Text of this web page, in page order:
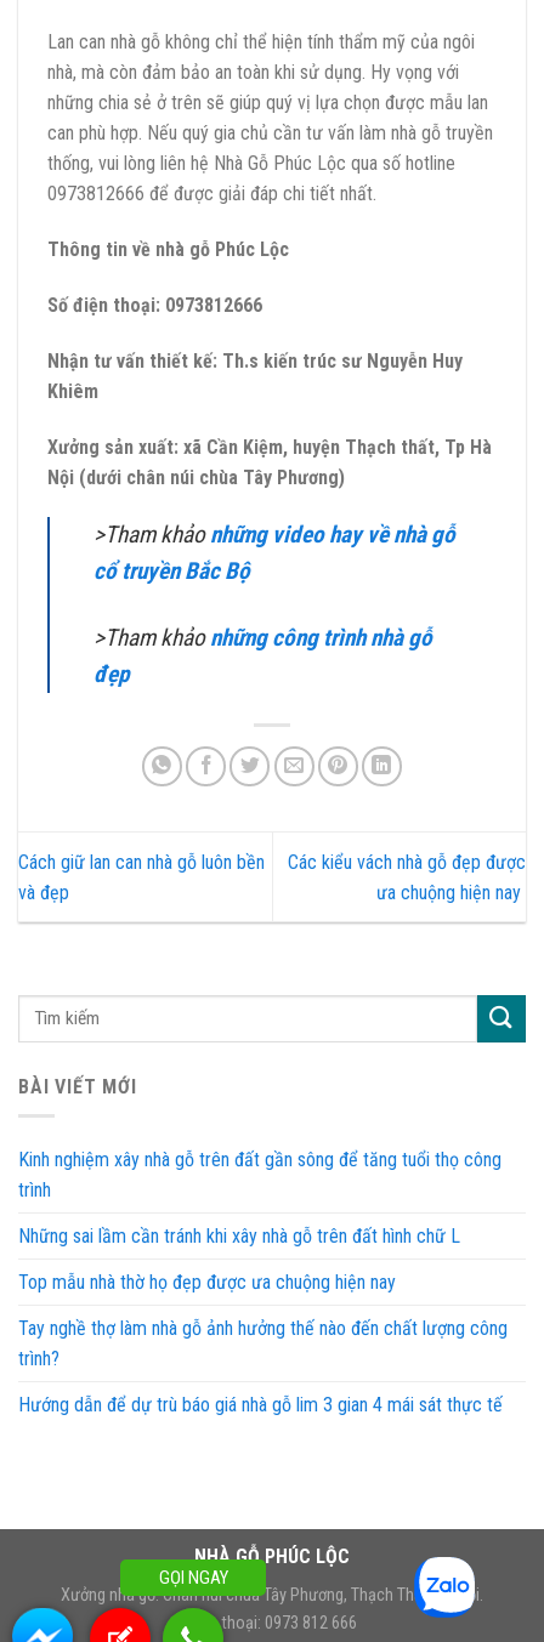
Lan can nhà gỗ không chỉ thể hiện tính thẩm mỹ của ngôi
nhà, mà còn đảm bảo an toàn khi sử dụng. Hy vọng với
những chia sẻ ở trên sẽ giúp quý vị lựa chọn được mẫu lan
can phù hợp. Nếu quý gia chủ cần tư vấn làm nhà gỗ truyền
thống, vui lòng liên hệ Nhà Gỗ Phúc Lộc qua số hotline
0973812666 để được giải đáp chi tiết nhất.
Thông tin về nhà gỗ Phúc Lộc
Số điện thoại: 0973812666
Nhận tư vấn thiết kế: Th.s kiến trúc sư Nguyễn Huy
Khiêm
Xưởng sản xuất: xã Cần Kiệm, huyện Thạch thất, Tp Hà
Nội (dưới chân núi chùa Tây Phương)
>Tham khảonhững video hay về nhà gỗ
cổ truyền Bắc Bộ
>Tham khảonhững công trình nhà gỗ
đẹp
Cách giữ lan can nhà gỗ luôn bền
và đẹp
Các kiểu vách nhà gỗ đẹp được
ưa chuộng hiện nay
BÀI VIẾT MỚI
Kinh nghiệm xây nhà gỗ trên đất gần sông để tăng tuổi thọ công
trình
Những sai lầm cần tránh khi xây nhà gỗ trên đất hình chữ L
Top mẫu nhà thờ họ đẹp được ưa chuộng hiện nay
Tay nghề thợ làm nhà gỗ ảnh hưởng thế nào đến chất lượng công
trình?
Hướng dẫn để dự trù báo giá nhà gỗ lim 3 gian 4 mái sát thực tế
NHÀ GỖ PHÚC LỘC
Xưởng nhà gỗ: Chân núi chùa Tây Phương, Thạch Thất, Hà Nội.
Điện thoại: 0973 812 666
GỌI NGAY